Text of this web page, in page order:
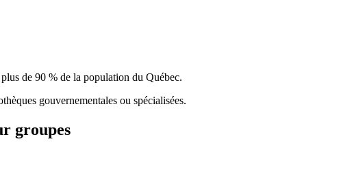
de 90 % de la population du Québec.
gouvernementales ou spécialisées.
groupes